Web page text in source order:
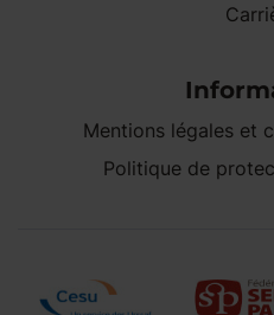
Mentions légales et
Politique de